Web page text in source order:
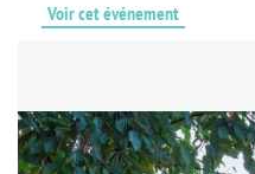
Voir cet événement